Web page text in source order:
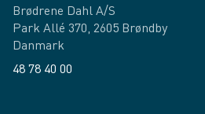
Brødrene Dahl A/S
Park Allé 370, 2605 Brøndby
Danmark
48 78 40 00